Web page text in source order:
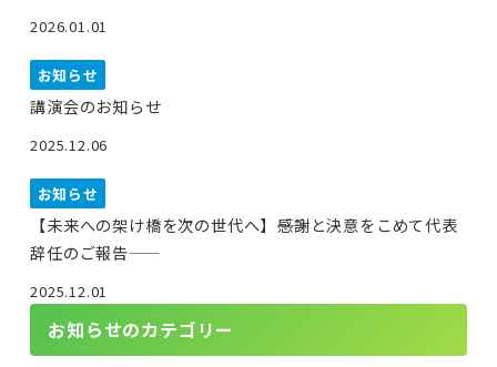
2026.01.01
お知らせ
講演会のお知らせ
2025.12.06
お知らせ
【未来への架け橋を次の世代へ】――感謝と決意をこめて代表
辞任のご報告――
2025.12.01
お知らせのカテゴリー